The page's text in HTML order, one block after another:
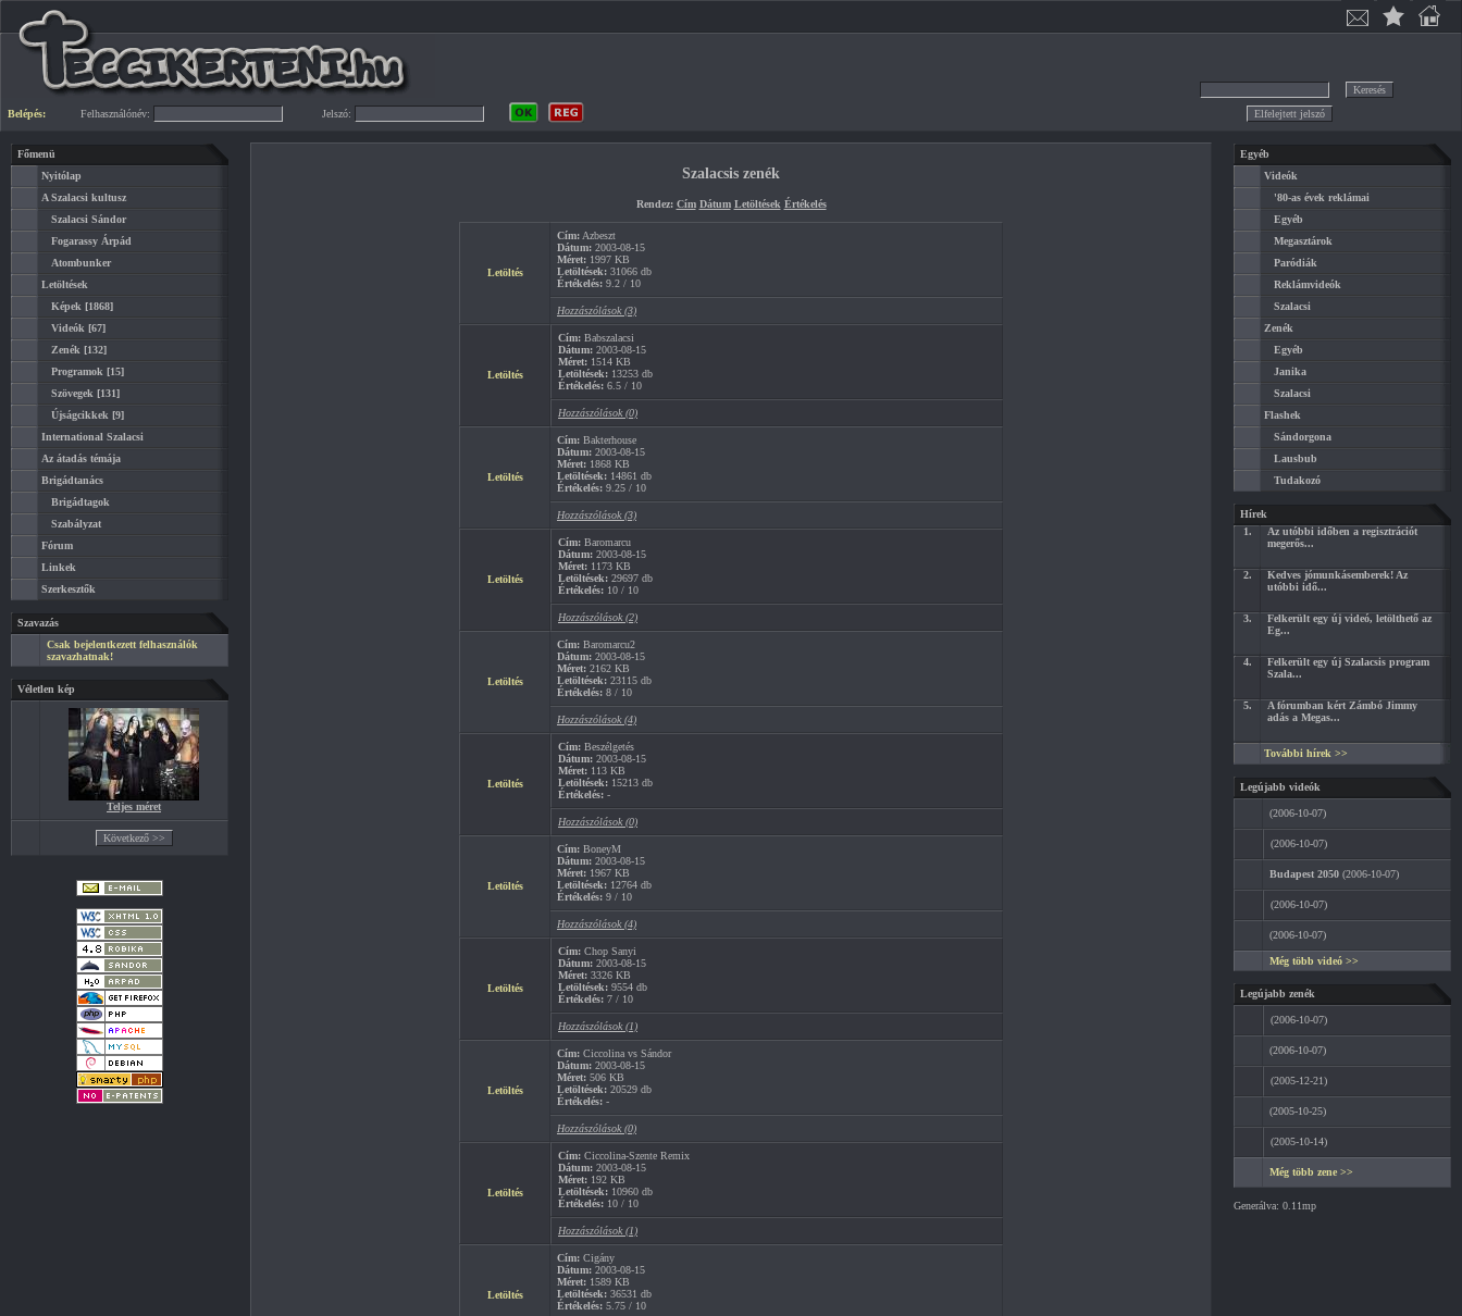
Belépés: Felhasználónév: Jelszó:
Főmenü
Nyitólap
A Szalacsi kultusz
Szalacsi Sándor
Fogarassy Árpád
Atombunker
Letöltések
Képek [1868]
Videók [67]
Zenék [132]
Programok [15]
Szövegek [131]
Újságcikkek [9]
International Szalacsi
Az átadás témája
Brigádtanács
Brigádtagok
Szabályzat
Fórum
Linkek
Szerkesztők
Szavazás
Csak bejelentkezett felhasználók
szavazhatnak!
Véletlen kép
Teljes méret
Szalacsis zenék
Rendez: Cím Dátum Letöltések Értékelés
Letöltés
Cím: Azbeszt
Dátum: 2003-08-15
Méret: 1997 KB
Letöltések: 31066 db
Értékelés: 9.2 / 10
Hozzászólások (3)
Letöltés
Cím: Babszalacsi
Dátum: 2003-08-15
Méret: 1514 KB
Letöltések: 13253 db
Értékelés: 6.5 / 10
Hozzászólások (0)
Letöltés
Cím: Bakterhouse
Dátum: 2003-08-15
Méret: 1868 KB
Letöltések: 14861 db
Értékelés: 9.25 / 10
Hozzászólások (3)
Letöltés
Cím: Baromarcu
Dátum: 2003-08-15
Méret: 1173 KB
Letöltések: 29697 db
Értékelés: 10 / 10
Hozzászólások (2)
Letöltés
Cím: Baromarcu2
Dátum: 2003-08-15
Méret: 2162 KB
Letöltések: 23115 db
Értékelés: 8 / 10
Hozzászólások (4)
Letöltés
Cím: Beszélgetés
Dátum: 2003-08-15
Méret: 113 KB
Letöltések: 15213 db
Értékelés: -
Hozzászólások (0)
Letöltés
Cím: BoneyM
Dátum: 2003-08-15
Méret: 1967 KB
Letöltések: 12764 db
Értékelés: 9 / 10
Hozzászólások (4)
Letöltés
Cím: Chop Sanyi
Dátum: 2003-08-15
Méret: 3326 KB
Letöltések: 9554 db
Értékelés: 7 / 10
Hozzászólások (1)
Letöltés
Cím: Ciccolina vs Sándor
Dátum: 2003-08-15
Méret: 506 KB
Letöltések: 20529 db
Értékelés: -
Hozzászólások (0)
Letöltés
Cím: Ciccolina-Szente Remix
Dátum: 2003-08-15
Méret: 192 KB
Letöltések: 10960 db
Értékelés: 10 / 10
Hozzászólások (1)
Letöltés
Cím: Cigány
Dátum: 2003-08-15
Méret: 1589 KB
Letöltések: 36531 db
Értékelés: 5.75 / 10
Egyéb
Videók
'80-as évek reklámai
Egyéb
Megasztárok
Paródiák
Reklámvideók
Szalacsi
Zenék
Egyéb
Janika
Szalacsi
Flashek
Sándorgona
Lausbub
Tudakozó
Hírek
1.
Az utóbbi időben a regisztrációt
megerős...
2.
Kedves jómunkásemberek! Az
utóbbi idő...
3.
Felkerült egy új videó, letölthető az
Eg...
4.
Felkerült egy új Szalacsis program
Szala...
5.
A fórumban kért Zámbó Jimmy
adás a Megas...
További hírek >>
Legújabb videók
(2006-10-07)
(2006-10-07)
Budapest 2050 (2006-10-07)
(2006-10-07)
(2006-10-07)
Még több videó >>
Legújabb zenék
(2006-10-07)
(2006-10-07)
(2005-12-21)
(2005-10-25)
(2005-10-14)
Még több zene >>
Generálva: 0.11mp